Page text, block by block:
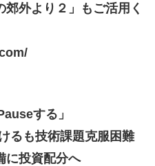
外より２」もご活用く
する」
るも技術課題克服困難
に投資配分へ